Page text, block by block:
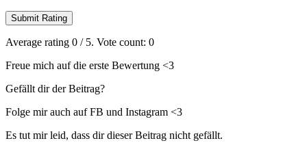
Submit Rating
Average rating 0 / 5. Vote count: 0
Freue mich auf die erste Bewertung <3
Gefällt dir der Beitrag?
Folge mir auch auf FB und Instagram <3
Es tut mir leid, dass dir dieser Beitrag nicht gefällt.